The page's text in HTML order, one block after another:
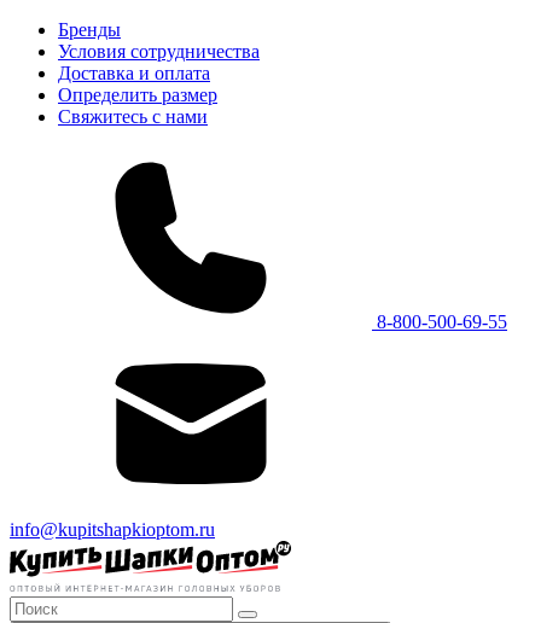
Бренды
Условия сотрудничества
Доставка и оплата
Определить размер
Свяжитесь с нами
8-800-500-69-55
info@kupitshapkioptom.ru